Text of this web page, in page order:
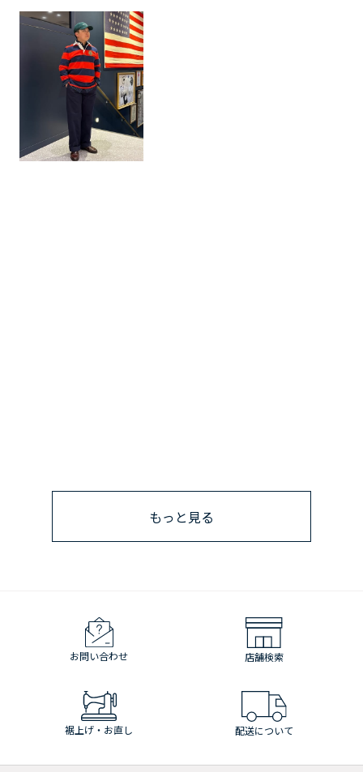
もっと見る
お問い合わせ 店舗検索
裾上げ・お直し 配送について